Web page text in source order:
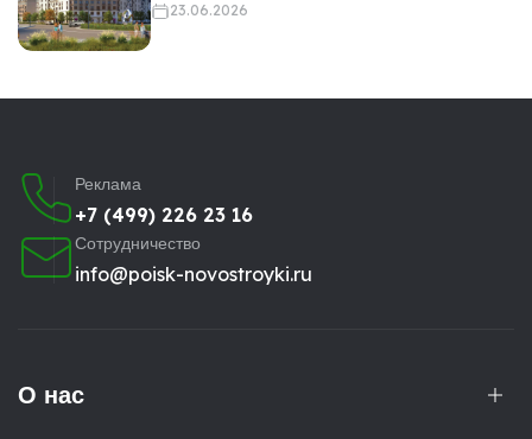
23.06.2026
Реклама
+7 (499) 226 23 16
Сотрудничество
info@poisk-novostroyki.ru
О нас